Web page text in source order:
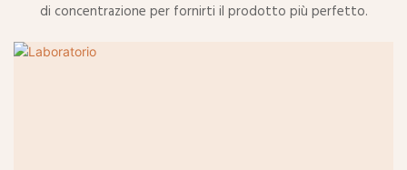
di concentrazione per fornirti il ​​prodotto più perfetto.